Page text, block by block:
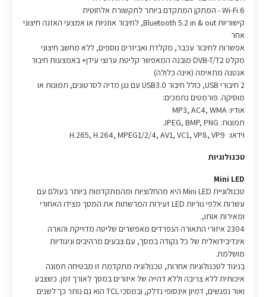
Wi-Fi 6 - המתקן המתקדם ביותר לתקשורת אלחוטית
קישוריות Bluetooth 5.2 in & out, לחיבור אוזניות או אמצעי האזנה חיצוני
אחר
אפשרות לחיבור עכבר, מקלדת ואביזרים נוספים, ללא מחשב חיצוני
מקלט DVB-T/T2 מובנה המאפשר קליטת ערוצי עידן+ באמצעות חיבור
אנטנה מתאימה (אינה כלולה)
2 חיבורי USB, כולל חיבור USB3.0 עם נגן מדיה לסרטונים, תמונות או
מוסיקה. פורמטים נתמכים:
אודיו: MP3, AC4, WMA
תמונות: JPEG, BMP, PNG
וידאו: H.265, H.264, MPEG1/2/4, AV1, VC1, VP8, VP9
טכנולוגיות
Mini LED
טכנולוגיית Mini LED היא מהחלוציות ומהמתקדמות ביותר בעולם עם
עשרות אלפי נוריות LED זעירות המרשתות את המסך מצידו האחורי
ומאירות אותו,.
2304 איזורי התאורה הנפרדים מאפשרים שליטה מדוייקת והארה
אינדיבידואלית של כל נקודה במסך, עם צבעים מרהיבים וניגודיות
מושלמת.
בניגוד לטכנולוגיות אחרות, טכנולוגיה מתקדמת זו מבטיחה תמונה
איכותית ללא צריבה וללא דהייה של איזורים במסך לאורך זמן. כשצבע
ואור נפגשים, דמיון אינסופי נדלק, ובמסכי TCL הוא גם נותר כך לשנים